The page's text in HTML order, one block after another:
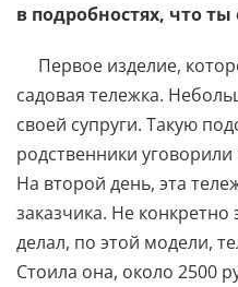
в подробностях, что
Первое изделие,
садовая тележка.
своей супруги. Такую
родственники
На второй день, эта
заказчика. Не конкретно
делал, по этой модели,
Стоила она, около 2500